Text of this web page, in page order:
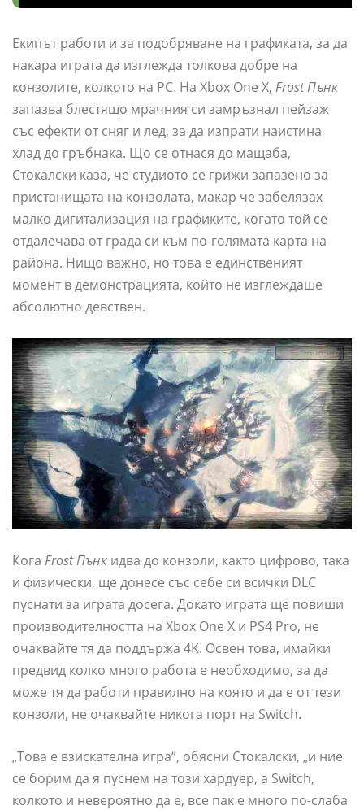
Екипът работи и за подобряване на графиката, за да
накара играта да изглежда толкова добре на
конзолите, колкото на PC. На Xbox One X, Frost Пънк
запазва блестящо мрачния си замръзнал пейзаж
със ефекти от сняг и лед, за да изпрати наистина
хлад до гръбнака. Що се отнася до мащаба,
Стокалски каза, че студиото се грижи запазено за
пристанищата на конзолата, макар че забелязах
малко дигитализация на графиките, когато той се
отдалечава от града си към по-голямата карта на
района. Нищо важно, но това е единственият
момент в демонстрацията, който не изглеждаше
абсолютно девствен.
Кога Frost Пънк идва до конзоли, както цифрово, така
и физически, ще донесе със себе си всички DLC
пуснати за играта досега. Докато играта ще повиши
производителността на Xbox One X и PS4 Pro, не
очаквайте тя да поддържа 4K. Освен това, имайки
предвид колко много работа е необходимо, за да
може тя да работи правилно на която и да е от тези
конзоли, не очаквайте никога порт на Switch.
„Това е взискателна игра“, обясни Стокалски, „и ние
се борим да я пуснем на този хардуер, а Switch,
колкото и невероятно да е, все пак е много по-слаба